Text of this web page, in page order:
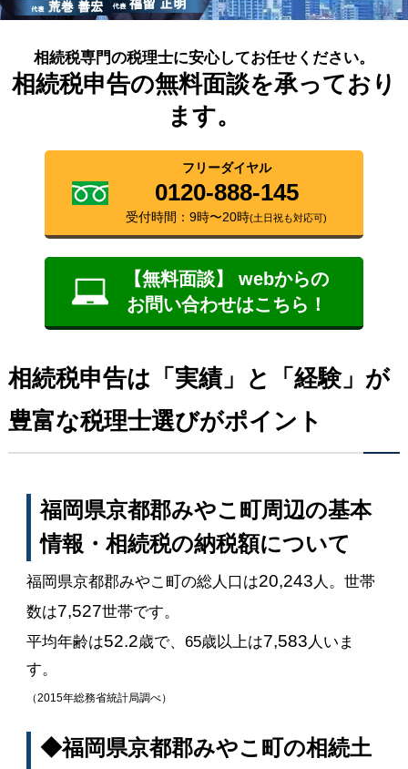
相続税専門の税理士に安心してお任せください。
相続税申告の無料面談を承っており
ます。
フリーダイヤル
0120-888-145
受付時間：9時〜20時(土日祝も対応可)
【無料面談】 webからの
お問い合わせはこちら！
相続税申告は「実績」と「経験」が
豊富な税理士選びがポイント
福岡県京都郡みやこ町周辺の基本
情報・相続税の納税額について
福岡県京都郡みやこ町の総人口は20,243 人。世帯
数は7,527世帯です。
平均年齢は52.2歳で、65歳以上は7,583 人いま
す。
（2015年総務省統計局調べ）
◆福岡県京都郡みやこ町の相続土